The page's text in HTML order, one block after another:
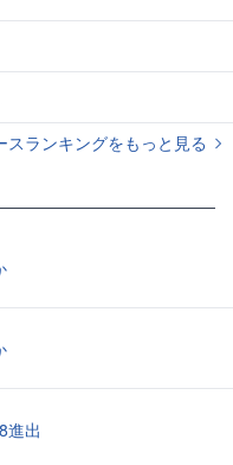
スランキングをもっと見る
進出